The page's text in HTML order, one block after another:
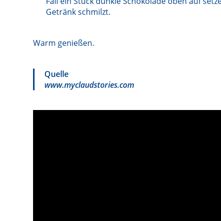
Getränk schmilzt.
Warm genießen.
Quelle
www.myclaudstories.com